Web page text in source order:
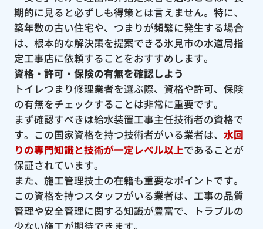
期的に見ると必ずしも得策とは言えません。特に、
築年数の古い住宅や、つまりが頻繁に発生する場合
は、根本的な解決策を提案できる氷見市の水道局指
定工事店に依頼することをおすすめします。
資格・許可・保険の有無を確認しよう
トイレつまり修理業者を選ぶ際、資格や許可、保険
の有無をチェックすることは非常に重要です。
まず確認すべきは給水装置工事主任技術者の資格で
す。この国家資格を持つ技術者がいる業者は、 水回
りの専門知識と技術が一定レベル以上であることが
保証されています。
また、施工管理技士の在籍も重要なポイントです。
この資格を持つスタッフがいる業者は、工事の品質
管理や安全管理に関する知識が豊富で、トラブルの
少ない施工が期待できます。